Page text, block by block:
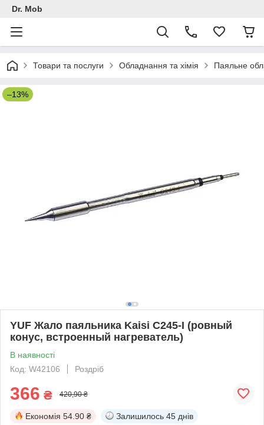
Dr. Mob
Товари та послуги Обладнання та хімія Паяльне
–13%
YUF Жало паяльника Kaisi C245-I (ровный
конус, встроенный нагреватель)
В наявності
Код: W42106
Роздріб
366 ₴ 420,90 ₴
Економія 54.90 ₴ Залишилось 45 днів